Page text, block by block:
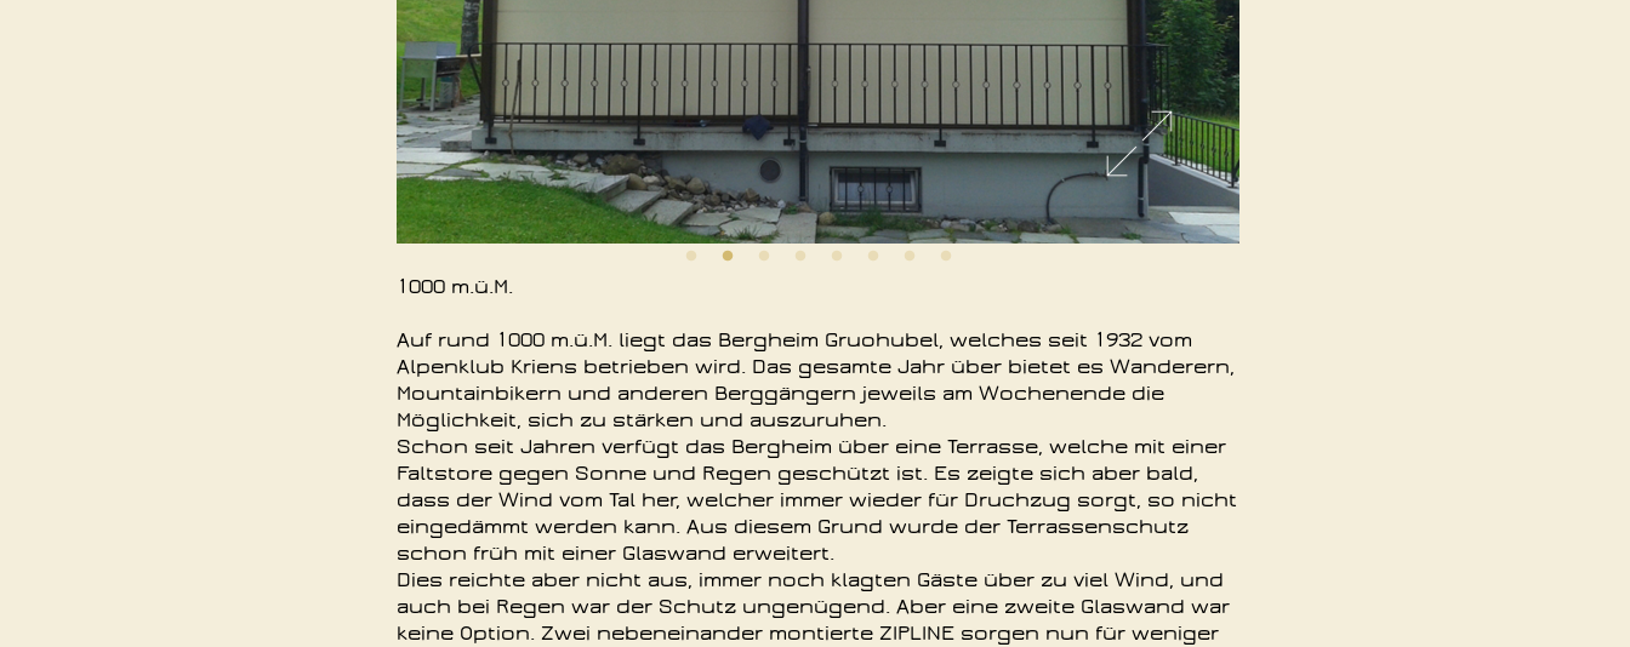
1000 m.ü.M.
Auf rund 1000 m.ü.M. liegt das Bergheim Gruohubel, welches seit 1932 vom
Alpenklub Kriens betrieben wird. Das gesamte Jahr über bietet es Wanderern,
Mountainbikern und anderen Berggängern jeweils am Wochenende die
Möglichkeit, sich zu stärken und auszuruhen.
Schon seit Jahren verfügt das Bergheim über eine Terrasse, welche mit einer
Faltstore gegen Sonne und Regen geschützt ist. Es zeigte sich aber bald,
dass der Wind vom Tal her, welcher immer wieder für Druchzug sorgt, so nicht
eingedämmt werden kann. Aus diesem Grund wurde der Terrassenschutz
schon früh mit einer Glaswand erweitert.
Dies reichte aber nicht aus, immer noch klagten Gäste über zu viel Wind, und
auch bei Regen war der Schutz ungenügend. Aber eine zweite Glaswand war
keine Option. Zwei nebeneinander montierte ZIPLINE sorgen nun für weniger